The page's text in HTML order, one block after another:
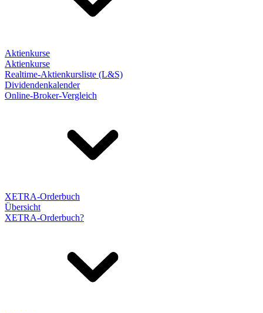
Aktienkurse
Aktienkurse
Realtime-Aktienkursliste (L&S)
Dividendenkalender
Online-Broker-Vergleich
XETRA-Orderbuch
Übersicht
XETRA-Orderbuch?